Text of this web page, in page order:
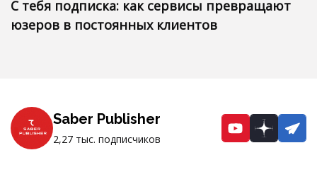
С тебя подписка: как сервисы превращают
юзеров в постоянных клиентов
Saber Publisher
2,27 тыс. подписчиков
YouTubeDzen